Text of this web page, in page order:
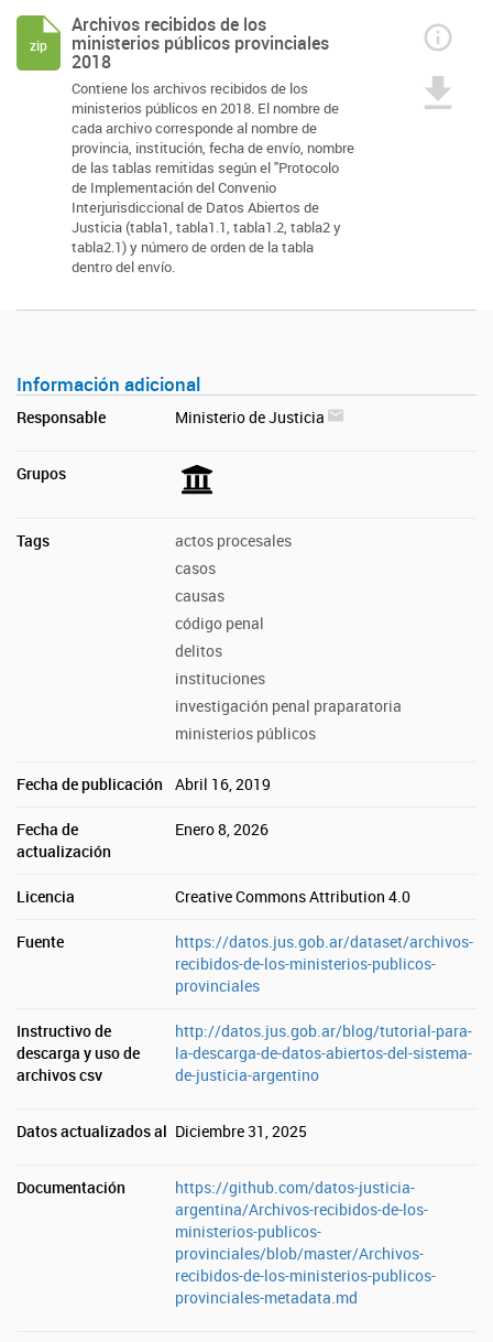
Archivos recibidos de los
ministerios públicos provinciales
2018
Contiene los archivos recibidos de los
ministerios públicos en 2018. El nombre de
cada archivo corresponde al nombre de
provincia, institución, fecha de envío, nombre
de las tablas remitidas según el "Protocolo
de Implementación del Convenio
Interjurisdiccional de Datos Abiertos de
Justicia (tabla1, tabla1.1, tabla1.2, tabla2 y
tabla2.1) y número de orden de la tabla
dentro del envío.
zip
Información adicional
Responsable Ministerio de Justicia
Grupos
Tags
actos procesales
casos
causas
código penal
delitos
instituciones
investigación penal praparatoria
ministerios públicos
Fecha de publicación Abril 16, 2019
Fecha de
actualización
Enero 8, 2026
Licencia Creative Commons Attribution 4.0
Fuente
https://datos.jus.gob.ar/dataset/archivos-
recibidos-de-los-ministerios-publicos-
provinciales
Instructivo de
descarga y uso de
archivos csv
http://datos.jus.gob.ar/blog/tutorial-para-
la-descarga-de-datos-abiertos-del-sistema-
de-justicia-argentino
Datos actualizados al Diciembre 31, 2025
Documentación
https://github.com/datos-justicia-
argentina/Archivos-recibidos-de-los-
ministerios-publicos-
provinciales/blob/master/Archivos-
recibidos-de-los-ministerios-publicos-
provinciales-metadata.md